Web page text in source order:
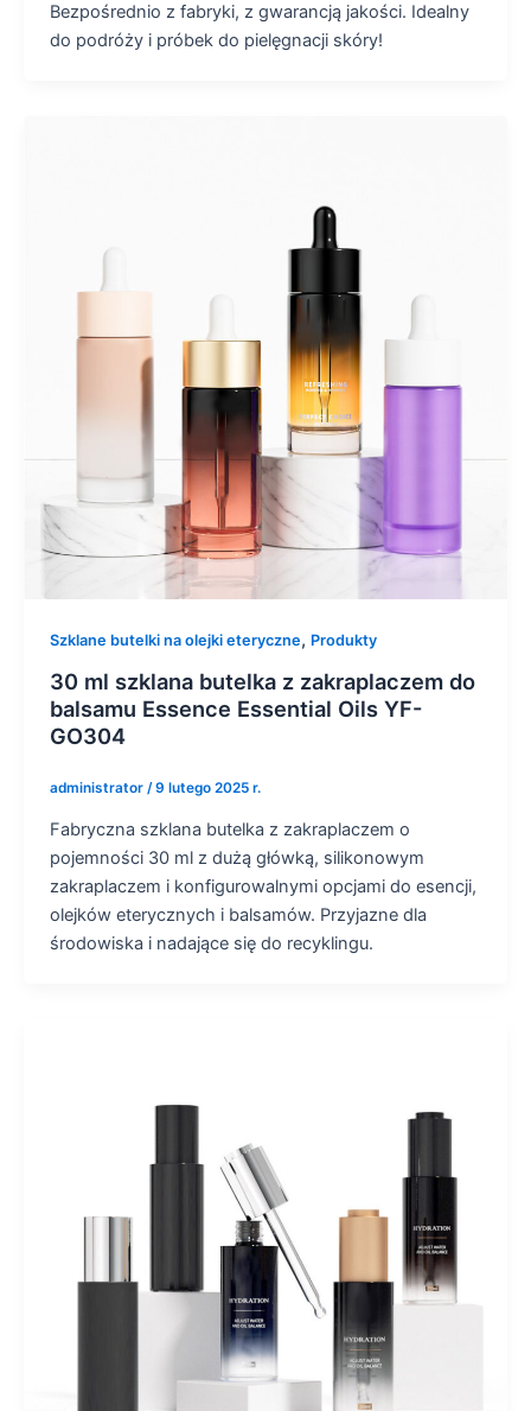
Bezpośrednio z fabryki, z gwarancją jakości. Idealny
do podróży i próbek do pielęgnacji skóry!
Szklane butelki na olejki eteryczne, Produkty
30 ml szklana butelka z zakraplaczem do
balsamu Essence Essential Oils YF-
GO304
administrator /9 lutego 2025 r.
Fabryczna szklana butelka z zakraplaczem o
pojemności 30 ml z dużą główką, silikonowym
zakraplaczem i konfigurowalnymi opcjami do esencji,
olejków eterycznych i balsamów. Przyjazne dla
środowiska i nadające się do recyklingu.